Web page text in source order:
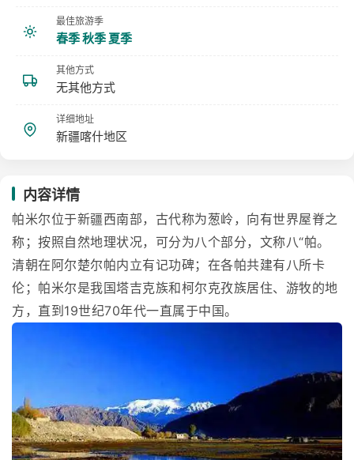
最佳旅游季
春季 秋季 夏季
其他方式
无其他方式
详细地址
新疆喀什地区
内容详情
帕米尔位于新疆西南部，古代称为葱岭，向有世界屋脊之
称；按照自然地理状况，可分为八个部分，文称八“帕。
清朝在阿尔楚尔帕内立有记功碑；在各帕共建有八所卡
伦；帕米尔是我国塔吉克族和柯尔克孜族居住、游牧的地
方，直到19世纪70年代一直属于中国。